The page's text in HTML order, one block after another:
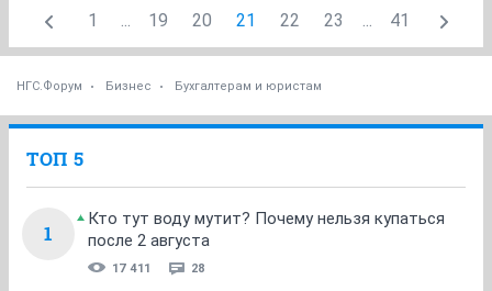
1 ... 19 20 21 22 23 ... 41
НГС.Форум Бизнес Бухгалтерам и юристам
ТОП 5
1
Кто тут воду мутит? Почему нельзя купаться
после 2 августа
17 411 28